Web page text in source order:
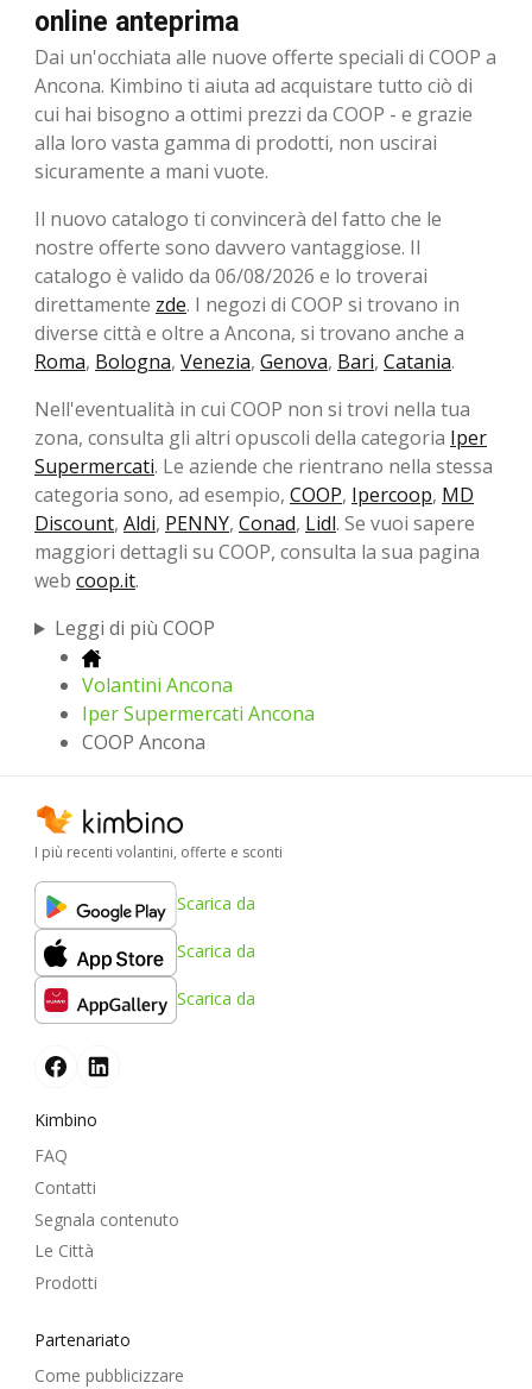
online anteprima
Dai un'occhiata alle nuove offerte speciali di COOP a
Ancona. Kimbino ti aiuta ad acquistare tutto ciò di
cui hai bisogno a ottimi prezzi da COOP - e grazie
alla loro vasta gamma di prodotti, non uscirai
sicuramente a mani vuote.
Il nuovo catalogo ti convincerà del fatto che le
nostre offerte sono davvero vantaggiose. Il
catalogo è valido da 06/08/2026 e lo troverai
direttamente zde. I negozi di COOP si trovano in
diverse città e oltre a Ancona, si trovano anche a
Roma, Bologna, Venezia, Genova, Bari, Catania.
Nell'eventualità in cui COOP non si trovi nella tua
zona, consulta gli altri opuscoli della categoria Iper
Supermercati. Le aziende che rientrano nella stessa
categoria sono, ad esempio, COOP, Ipercoop, MD
Discount, Aldi, PENNY, Conad, Lidl. Se vuoi sapere
maggiori dettagli su COOP, consulta la sua pagina
web coop.it.
Leggi di più COOP
Volantini Ancona
Iper Supermercati Ancona
COOP Ancona
I più recenti volantini, offerte e sconti
Scarica da
Scarica da
Scarica da
Kimbino
FAQ
Contatti
Segnala contenuto
Le Città
Prodotti
Partenariato
Come pubblicizzare